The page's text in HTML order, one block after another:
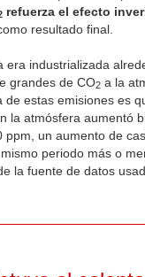
refuerza el efecto
resultado final.
era industrializada
grandes de CO2a la
de estas emisiones es
la atmósfera aumentó
ppm, un aumento de
periodo más o
la fuente de datos